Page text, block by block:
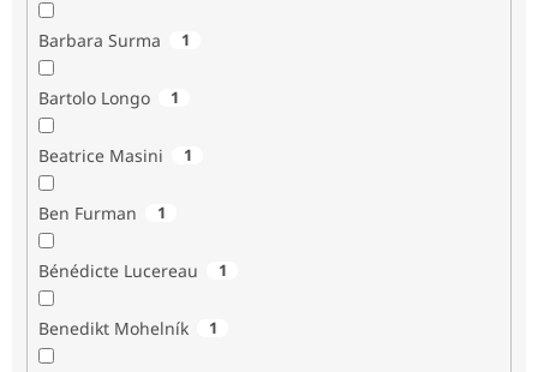
Barbara Surma 1
Bartolo Longo 1
Beatrice Masini 1
Ben Furman 1
Bénédicte Lucereau 1
Benedikt Mohelník 1